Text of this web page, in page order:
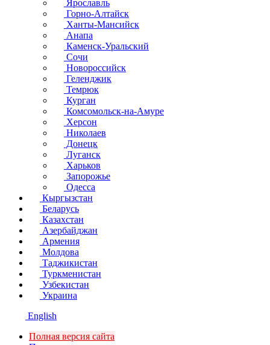
Ярославль
Горно-Алтайск
Ханты-Мансийск
Анапа
Каменск-Уральский
Сочи
Новороссийск
Геленджик
Темрюк
Курган
Комсомольск-на-Амуре
Херсон
Николаев
Донецк
Луганск
Харьков
Запорожье
Одесса
Кыргызстан
Беларусь
Казахстан
Азербайджан
Армения
Молдова
Таджикистан
Туркменистан
Узбекистан
Украина
English
Полная версия сайта